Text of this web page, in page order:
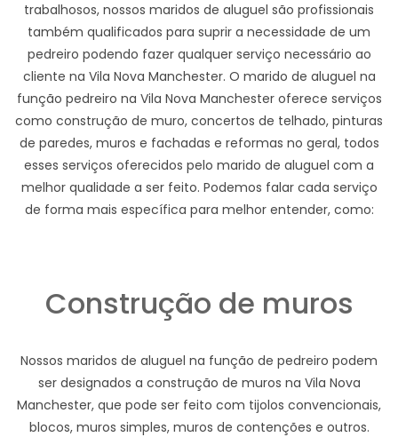
trabalhosos, nossos maridos de aluguel são profissionais
também qualificados para suprir a necessidade de um
pedreiro podendo fazer qualquer serviço necessário ao
cliente na Vila Nova Manchester. O marido de aluguel na
função pedreiro na Vila Nova Manchester oferece serviços
como construção de muro, concertos de telhado, pinturas
de paredes, muros e fachadas e reformas no geral, todos
esses serviços oferecidos pelo marido de aluguel com a
melhor qualidade a ser feito. Podemos falar cada serviço
de forma mais específica para melhor entender, como:
Construção de muros
Nossos maridos de aluguel na função de pedreiro podem
ser designados a construção de muros na Vila Nova
Manchester, que pode ser feito com tijolos convencionais,
blocos, muros simples, muros de contenções e outros.